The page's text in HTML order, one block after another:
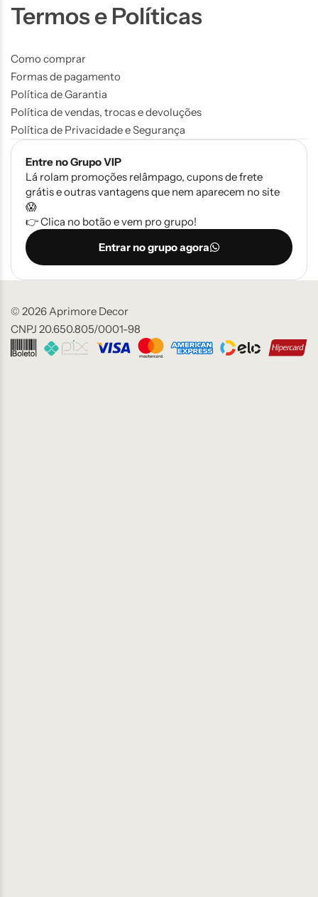
Termos e Políticas
Como comprar
Formas de pagamento
Política de Garantia
Política de vendas, trocas e devoluções
Política de Privacidade e Segurança
Entre no Grupo VIP
Lá rolam promoções relâmpago, cupons de frete
grátis e outras vantagens que nem aparecem no site
😱
👉 Clica no botão e vem pro grupo!
Entrar no grupo agora
© 2026 Aprimore Decor
CNPJ 20.650.805/0001-98